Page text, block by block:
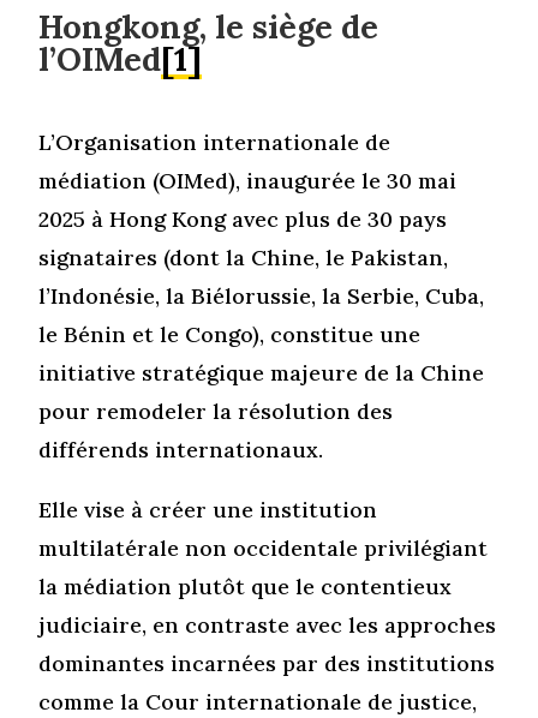
Hongkong, le siège de
l’OIMed[1]
L’Organisation internationale de
médiation (OIMed), inaugurée le 30 mai
2025 à Hong Kong avec plus de 30 pays
signataires (dont la Chine, le Pakistan,
l’Indonésie, la Biélorussie, la Serbie, Cuba,
le Bénin et le Congo), constitue une
initiative stratégique majeure de la Chine
pour remodeler la résolution des
différends internationaux.
Elle vise à créer une institution
multilatérale non occidentale privilégiant
la médiation plutôt que le contentieux
judiciaire, en contraste avec les approches
dominantes incarnées par des institutions
comme la Cour internationale de justice,